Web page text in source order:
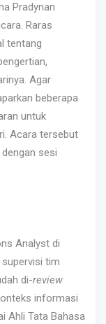
Pradynan
Raras
tentang
Agar
beberapa
untuk
Acara tersebut
sesi
Analyst di
tim
di-review
informasi
Ahli Tata Bahasa